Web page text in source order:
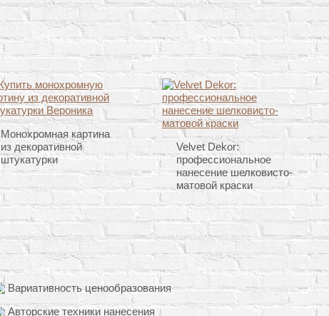
Монохромная картина
из декоративной
штукатурки
Velvet Dekor:
профессиональное
нанесение шелковисто-
матовой краски
Вариативность ценообразования
Авторские техники нанесения